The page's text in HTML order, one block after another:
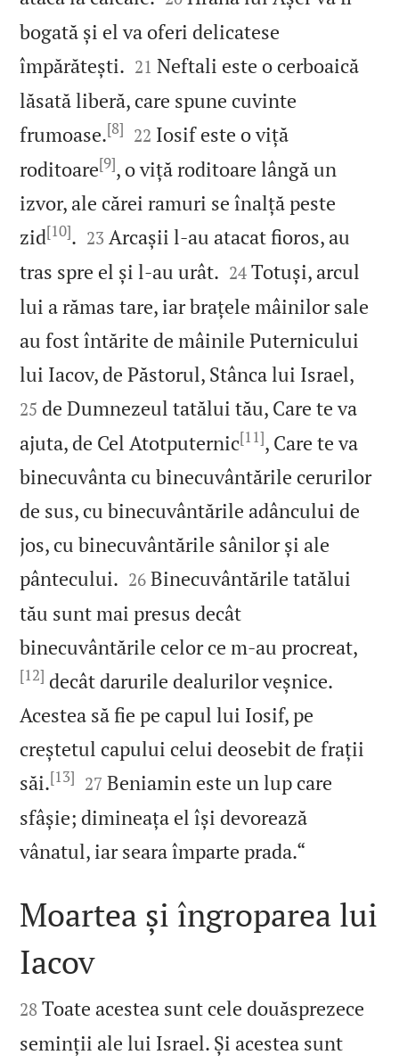
bogată și el va oferi delicatese
împărătești. 

21 Neftali este o cerboaică
lăsată liberă, care spune cuvinte
frumoase.[8] 

22 Iosif este o viță
roditoare[9], o viță roditoare lângă un
izvor, ale cărei ramuri se înalță peste
zid[10]. 

23 Arcașii l‑au atacat fioros, au
tras spre el și l‑au urât. 

24 Totuși, arcul
lui a rămas tare, iar brațele mâinilor sale
au fost întărite de mâinile Puternicului
lui Iacov, de Păstorul, Stânca lui Israel,
25 de Dumnezeul tatălui tău, Care te va
ajuta, de Cel Atotputernic[11], Care te va
binecuvânta cu binecuvântările cerurilor
de sus, cu binecuvântările adâncului de
jos, cu binecuvântările sânilor și ale
pântecului. 

26 Binecuvântările tatălui
tău sunt mai presus decât
binecuvântările celor ce m‑au procreat,
[12] decât darurile dealurilor veșnice.
Acestea să fie pe capul lui Iosif, pe
creștetul capului celui deosebit de frații
săi.[13] 

27 Beniamin este un lup care
sfâșie; dimineața el își devorează
vânatul, iar seara împarte prada.“

Moartea și îngroparea lui
Iacov

28 Toate acestea sunt cele douăsprezece
seminții ale lui Israel. Și acestea sunt